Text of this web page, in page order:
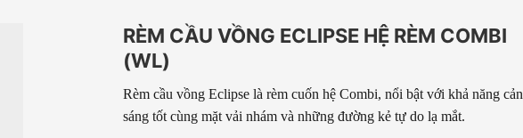
RÈM CẦU VỒNG ECLIPSE HỆ RÈM COMBI
(WL)
Rèm cầu vồng Eclipse là rèm cuốn hệ Combi, nổi bật với khả năng cản
sáng tốt cùng mặt vải nhám và những đường kẻ tự do lạ mắt.